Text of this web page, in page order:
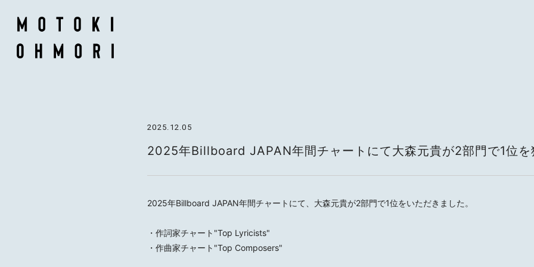
2025.12.05
2025年Billboard JAPAN年間チャートにて大森元貴が2部門で1位を
2025年Billboard JAPAN年間チャートにて、大森元貴が2部門で1位をいただきました。
・作詞家チャート"Top Lyricists"
・作曲家チャート"Top Composers"